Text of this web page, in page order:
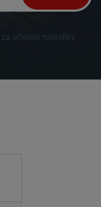
za účelem rozesílky